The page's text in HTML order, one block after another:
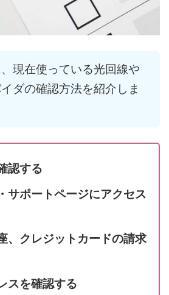
現在使っている光回線や
ダの確認方法を紹介しま
認する
サポートページにアクセス
、クレジットカードの請求
スを確認する